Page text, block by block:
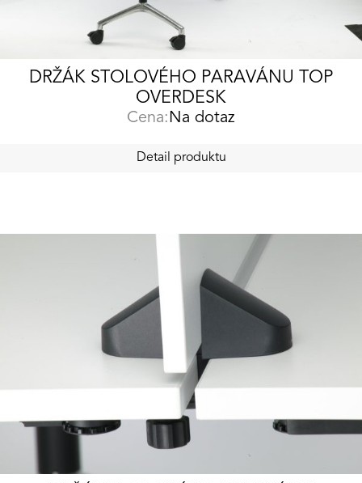
DRŽÁK STOLOVÉHO PARAVÁNU TOP
OVERDESK
Cena: Na dotaz
Detail produktu